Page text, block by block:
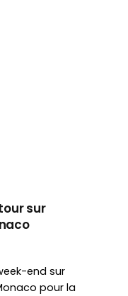
sur
end sur
pour la